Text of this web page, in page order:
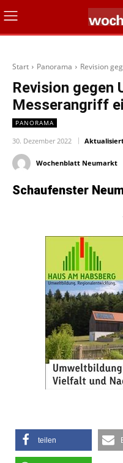
Start Panorama Revision
Revision gegen
Messerangriff
PANORAMA
30. Dezember 2022
Wochenblatt Neumarkt
Schaufenster
teilen